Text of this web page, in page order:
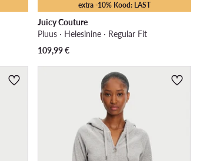
extra -10% Kood: LAST
Juicy Couture
Pluus · Helesinine · Regular Fit
109,99€